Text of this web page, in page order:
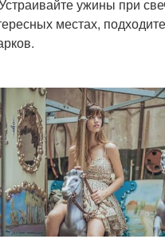
ужины при
местах,